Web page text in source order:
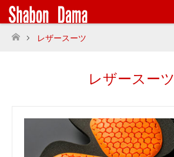
Instagram
ホーム
レザースーツ
レザースーツ